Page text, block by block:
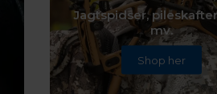
Jagtspidser,
mv.
Shop her